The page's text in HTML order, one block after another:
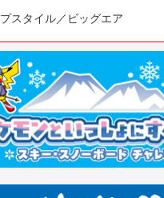
スタイル／ビッグエア